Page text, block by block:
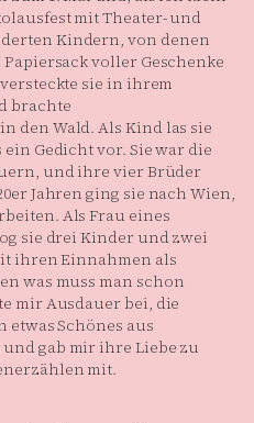
mit Theater- und
Kindern, von denen
voller Geschenke
sie in ihrem
brachte
den Wald. Als Kind las sie
Gedicht vor. Sie war die
und ihre vier Brüder
Jahren ging sie nach Wien,
Als Frau eines
sie drei Kinder und zwei
ihren Einnahmen als
was muss man schon
mir Ausdauer bei, die
etwas Schönes aus
gab mir ihre Liebe zu
mit.